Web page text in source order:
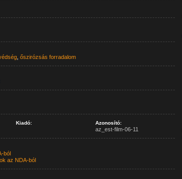
, őszirózsás forradalom
Kiadó: Azonosító:
az_est-film-06-11
ból
az NDA-ból